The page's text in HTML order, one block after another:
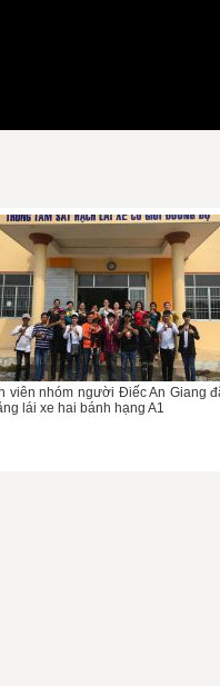
viên nhóm người Điếc An Giang
lái xe hai bánh hạng A1